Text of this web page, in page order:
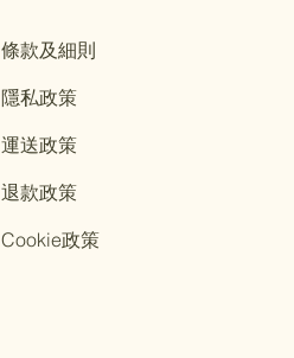
條款及細則
隱私政策
運送政策
退款政策
Cookie政策